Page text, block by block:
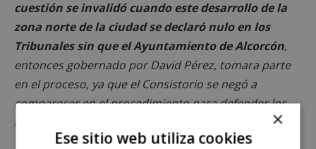
cuestión se invalidó cuando este desarrollo de la
zona norte de la ciudad se declaró nulo en los
Tribunales sin que el Ayuntamiento de Alcorcón,
entonces gobernado por David Pérez, tomara parte
en el proceso, ya que el Consistorio se negó a
comparecer en el procedimiento para defender los
intereses de la ciudadanía”
×
Ese sitio web utiliza cookies